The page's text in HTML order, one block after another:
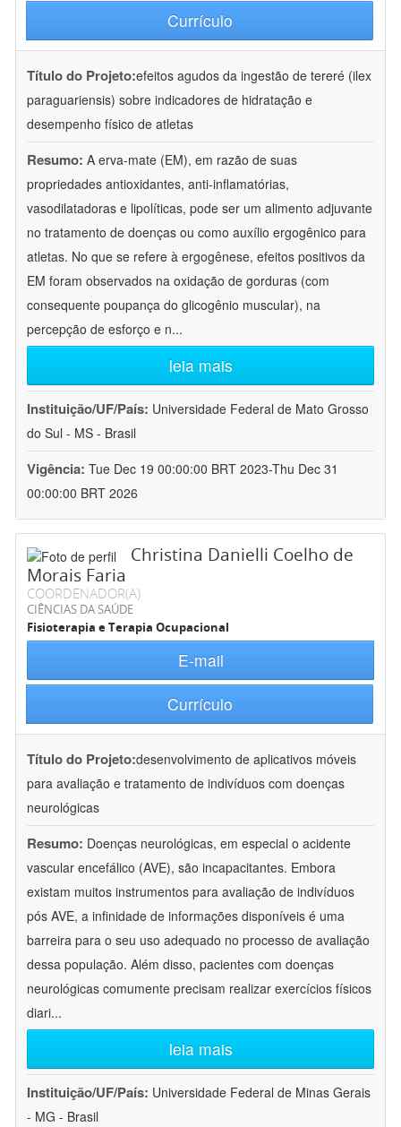
Currículo
Título do Projeto:efeitos agudos da ingestão de tereré (ilex
paraguariensis) sobre indicadores de hidratação e
desempenho físico de atletas
Resumo: A erva-mate (EM), em razão de suas
propriedades antioxidantes, anti-inflamatórias,
vasodilatadoras e lipolíticas, pode ser um alimento adjuvante
no tratamento de doenças ou como auxílio ergogênico para
atletas. No que se refere à ergogênese, efeitos positivos da
EM foram observados na oxidação de gorduras (com
consequente poupança do glicogênio muscular), na
percepção de esforço e n...
leia mais
Instituição/UF/País: Universidade Federal de Mato Grosso
do Sul - MS - Brasil
Vigência: Tue Dec 19 00:00:00 BRT 2023-Thu Dec 31
00:00:00 BRT 2026
Christina Danielli Coelho de
Morais Faria
COORDENADOR(A)
CIÊNCIAS DA SAÚDE
Fisioterapia e Terapia Ocupacional
E-mail
Currículo
Título do Projeto:desenvolvimento de aplicativos móveis
para avaliação e tratamento de indivíduos com doenças
neurológicas
Resumo: Doenças neurológicas, em especial o acidente
vascular encefálico (AVE), são incapacitantes. Embora
existam muitos instrumentos para avaliação de indivíduos
pós AVE, a infinidade de informações disponíveis é uma
barreira para o seu uso adequado no processo de avaliação
dessa população. Além disso, pacientes com doenças
neurológicas comumente precisam realizar exercícios físicos
diari...
leia mais
Instituição/UF/País: Universidade Federal de Minas Gerais
- MG - Brasil